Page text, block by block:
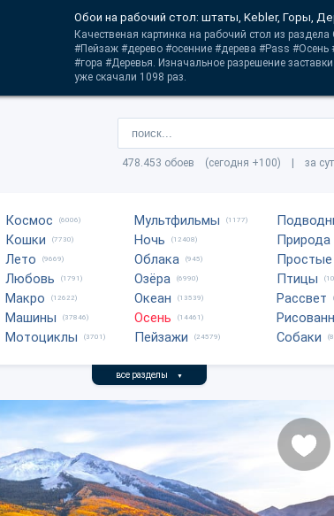
Обои на рабочий стол: штаты, Kebler, Горы,
Качественая картинка на рабочий стол из раздела
#Пейзаж #дерево #осенние #дерева #Pass
#гора #Деревья. Изначальное разрешение
уже скачали 1098 раз.
478.453 обоев (сегодня +100) | за
Космос (6006)
Кошки (7730)
Лето (9669)
Любовь (1791)
Макро (12622)
Машины (37846)
Мотоциклы (3701)
Мультфильмы (1177)
Ночь (12408)
Облака (945)
Озёра (6990)
Океан (13539)
Осень (14461)
Пейзажи (24579)
Природа
Простые
Птицы
Рассвет
Собаки
все разделы ▼